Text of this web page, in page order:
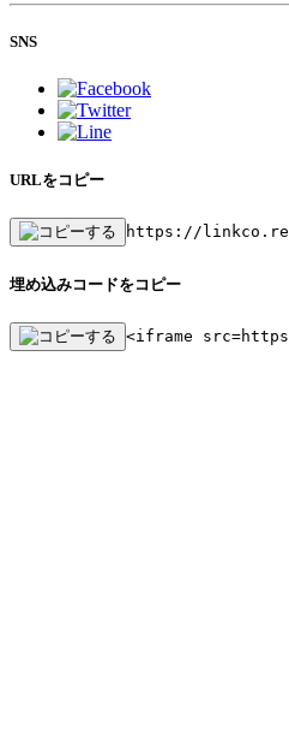
SNS
URLをコピー
https://linkco.re/
埋め込みコードをコピー
<iframe